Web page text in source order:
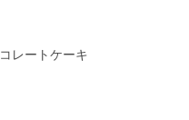
レートケーキ